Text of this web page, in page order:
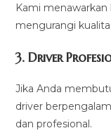
Kami
mengurangi
3.Driver
Jika Anda
driver
dan profesional.